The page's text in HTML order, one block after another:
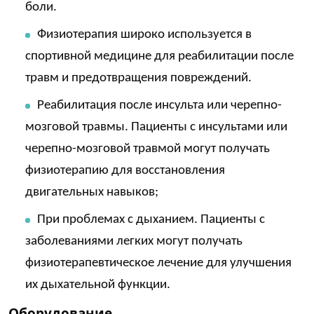
боли.
Физиотерапия широко используется в
спортивной медицине для реабилитации после
травм и предотвращения повреждений.
Реабилитация после инсульта или черепно-
мозговой травмы. Пациенты с инсультами или
черепно-мозговой травмой могут получать
физиотерапию для восстановления
двигательных навыков;
При проблемах с дыханием. Пациенты с
заболеваниями легких могут получать
физиотерапевтическое лечение для улучшения
их дыхательной функции.